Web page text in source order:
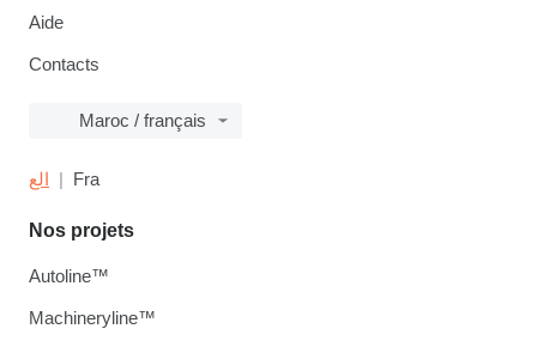
Aide
Contacts
Maroc / français
الع Fra
Nos projets
Autoline™
Machineryline™